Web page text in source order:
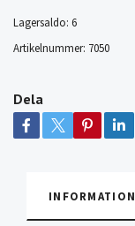
Lagersaldo: 6
Artikelnummer: 7050
Dela
INFORMATION